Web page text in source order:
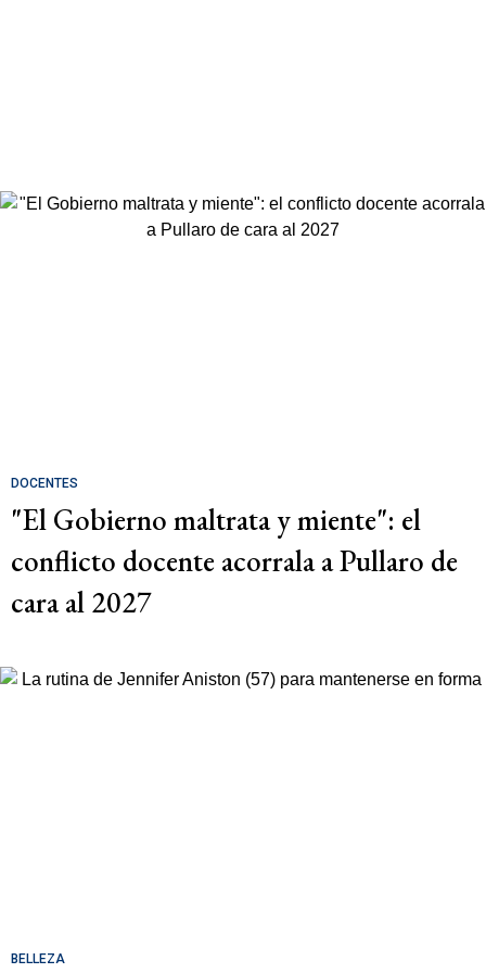
DOCENTES
"El Gobierno maltrata y miente": el
conflicto docente acorrala a Pullaro de
cara al 2027
BELLEZA